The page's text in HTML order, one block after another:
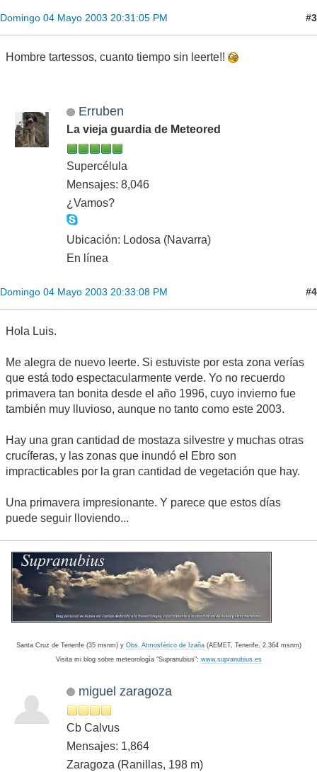
Domingo 04 Mayo 2003 20:31:05 PM #3
Hombre tartessos, cuanto tiempo sin leerte!!
Erruben
La vieja guardia de Meteored
Supercélula
Mensajes: 8,046
¿Vamos?
Ubicación: Lodosa (Navarra)
En línea
Domingo 04 Mayo 2003 20:33:08 PM #4
Hola Luis.
Me alegra de nuevo leerte. Si estuviste por esta zona verías
que está todo espectacularmente verde. Yo no recuerdo
primavera tan bonita desde el año 1996, cuyo invierno fue
también muy lluvioso, aunque no tanto como este 2003.
Hay una gran cantidad de mostaza silvestre y muchas otras
crucíferas, y las zonas que inundó el Ebro son
impracticables por la gran cantidad de vegetación que hay.
Una primavera impresionante. Y parece que estos días
puede seguir lloviendo...
Santa Cruz de Tenerife (35 msnm) y Obs. Atmosférico de Izaña(AEMET, Tenerife, 2.364 msnm)
Visita mi blog sobre meteorología "Supranubius": www.supranubius.es
miguel zaragoza
Cb Calvus
Mensajes: 1,864
Zaragoza (Ranillas, 198 m)